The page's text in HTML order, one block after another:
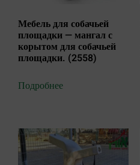
Мебель для собачьей
площадки — мангал с
корытом для собачьей
площадки. (2558)
Подробнее